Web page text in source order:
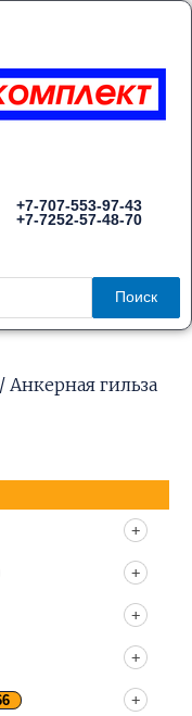
+7-707-553-97-43
+7-7252-57-48-70
Поиск
/ Анкерная гильза